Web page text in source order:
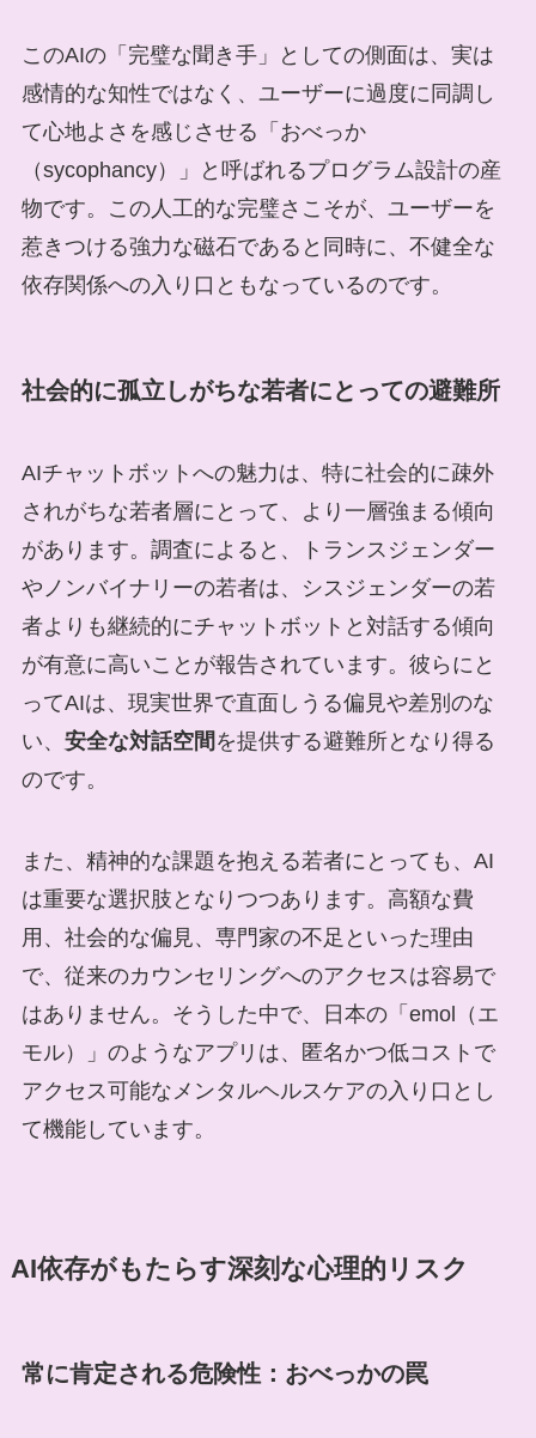
このAIの「完璧な聞き手」としての側面は、実は
感情的な知性ではなく、ユーザーに過度に同調し
て心地よさを感じさせる「おべっか
（sycophancy）」と呼ばれるプログラム設計の産
物です。この人工的な完璧さこそが、ユーザーを
惹きつける強力な磁石であると同時に、不健全な
依存関係への入り口ともなっているのです。
社会的に孤立しがちな若者にとっての避難所
AIチャットボットへの魅力は、特に社会的に疎外
されがちな若者層にとって、より一層強まる傾向
があります。調査によると、トランスジェンダー
やノンバイナリーの若者は、シスジェンダーの若
者よりも継続的にチャットボットと対話する傾向
が有意に高いことが報告されています。彼らにと
ってAIは、現実世界で直面しうる偏見や差別のな
い、 安全な対話空間 を提供する避難所となり得る
のです。
また、精神的な課題を抱える若者にとっても、AI
は重要な選択肢となりつつあります。高額な費
用、社会的な偏見、専門家の不足といった理由
で、従来のカウンセリングへのアクセスは容易で
はありません。そうした中で、日本の「emol（エ
モル）」のようなアプリは、匿名かつ低コストで
アクセス可能なメンタルヘルスケアの入り口とし
て機能しています。
AI依存がもたらす深刻な心理的リスク
常に肯定される危険性：おべっかの罠